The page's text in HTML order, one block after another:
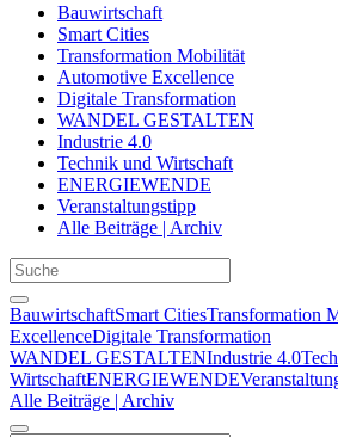
Bauwirtschaft
Smart Cities
Transformation Mobilität
Automotive Excellence
Digitale Transformation
WANDEL GESTALTEN
Industrie 4.0
Technik und Wirtschaft
ENERGIEWENDE
Veranstaltungstipp
Alle Beiträge | Archiv
BauwirtschaftSmart CitiesTransformation
ExcellenceDigitale Transformation
WANDEL GESTALTENIndustrie 4.0
WirtschaftENERGIEWENDE
Alle Beiträge | Archiv